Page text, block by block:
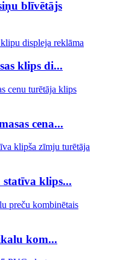
blīvētājs
klips di...
cena...
klips...
kom...